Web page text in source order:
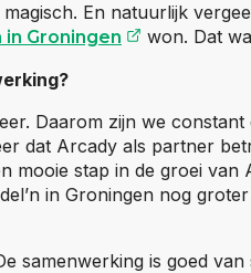
En natuurlijk
in Groningen (opent
won. Dat
Daarom zijn we
dat Arcady als partner
mooie stap in de groei
in Groningen nog
samenwerking is goed